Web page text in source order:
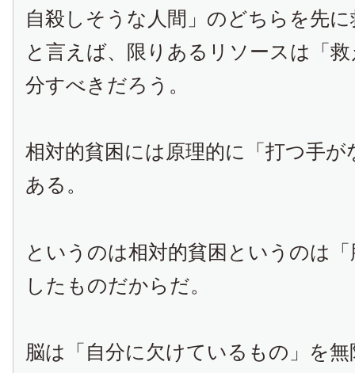
自殺しそうな人間」のどちらを先
と言えば、限りあるリソースは「
分すべきだろう。
相対的貧困には原理的に「打つ手
ある。
というのは相対的貧困というのは
したものだからだ。
脳は「自分に欠けているもの」を